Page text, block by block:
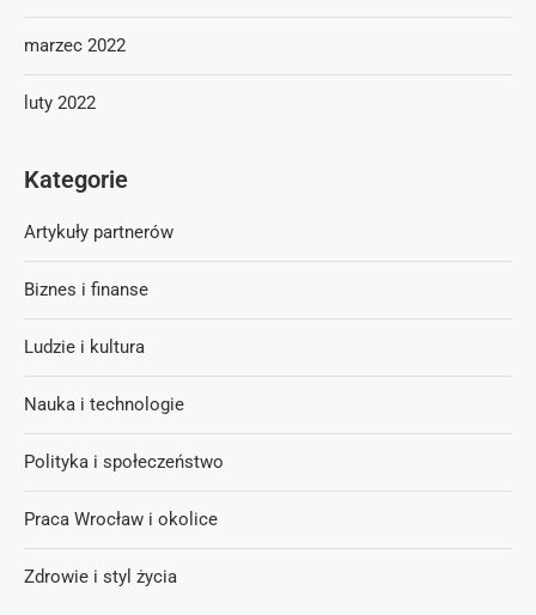
marzec 2022
luty 2022
Kategorie
Artykuły partnerów
Biznes i finanse
Ludzie i kultura
Nauka i technologie
Polityka i społeczeństwo
Praca Wrocław i okolice
Zdrowie i styl życia